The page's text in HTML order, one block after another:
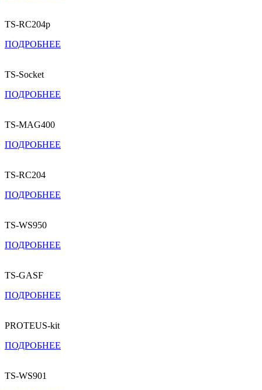
TS-RC204p
ПОДРОБНЕЕ
TS-Socket
ПОДРОБНЕЕ
TS-MAG400
ПОДРОБНЕЕ
TS-RC204
ПОДРОБНЕЕ
TS-WS950
ПОДРОБНЕЕ
TS-GASF
ПОДРОБНЕЕ
PROTEUS-kit
ПОДРОБНЕЕ
TS-WS901